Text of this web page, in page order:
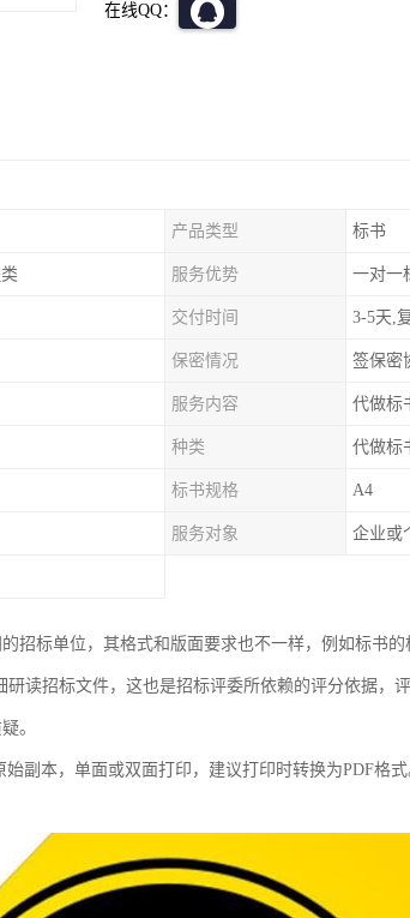
在线QQ：
产品类型 标书
服务优势 一对一
交付时间 3-5天,
保密情况 签保密
服务内容 代做标
种类 代做标
标书规格 A4
服务对象 企业或
招标单位，其格式和版面要求也不一样，例如标书
读招标文件，这也是招标评委所依赖的评分依据，
。
副本，单面或双面打印，建议打印时转换为PDF格